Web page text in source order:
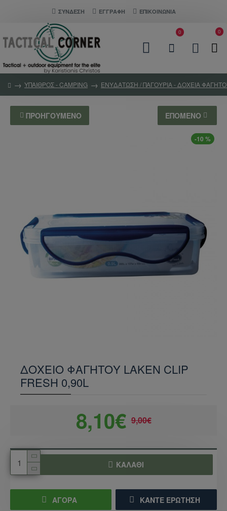
ΣΎΝΔΕΣΗ ΕΓΓΡΑΦΗ ΕΠΙΚΟΙΝΩΝΊΑ
0 0
ΥΠΑΙΘΡΟΣ - CAMPING ΕΝΥΔΑΤΩΣΗ / ΠΑΓΟΥΡΙΑ - ΔΟΧΕΙΑ
ΠΡΟΗΓΟΎΜΕΝΟ ΕΠΌΜΕΝΟ
-10 %
ΔΟΧΕΙΟ ΦΑΓΗΤΟΥ LAKEN CLIP
FRESH 0,90L
8,10€ 9,00€
ΚΑΛΆΘΙ
ΑΓΟΡΑ ΚΆΝΤΕ ΕΡΏΤΗΣΗ